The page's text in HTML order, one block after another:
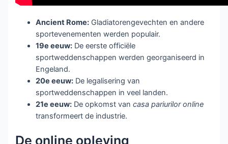
Ancient Rome: Gladiatorengevechten en andere
sportevenementen werden populair.
19e eeuw: De eerste officiële
sportweddenschappen werden georganiseerd in
Engeland.
20e eeuw: De legalisering van
sportweddenschappen in veel landen.
21e eeuw: De opkomst vancasa pariurilor online
transformeert de industrie.
De online opleving